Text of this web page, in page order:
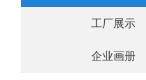
工厂展示
企业画册